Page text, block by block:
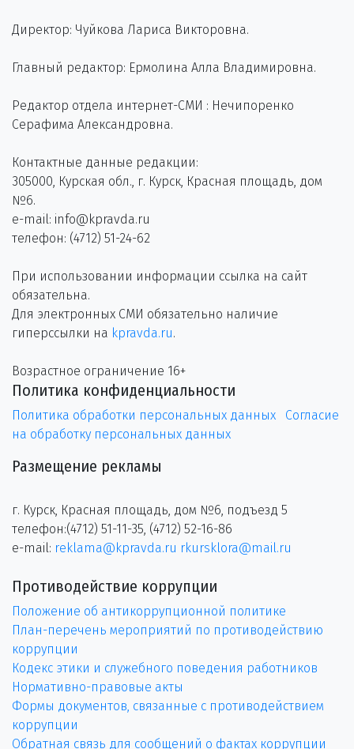
Директор: Чуйкова Лариса Викторовна.
Главный редактор: Ермолина Алла Владимировна.
Редактор отдела интернет-СМИ : Нечипоренко
Серафима Александровна.
Контактные данные редакции:
305000, Курская обл., г. Курск, Красная площадь, дом
№6.
e-mail: info@kpravda.ru
телефон: (4712) 51-24-62
При использовании информации ссылка на сайт
обязательна.
Для электронных СМИ обязательно наличие
гиперссылки на kpravda.ru.
Возрастное ограничение 16+
Политика конфиденциальности
Политика обработки персональных данных
Согласие
на обработку персональных данных
Размещение рекламы
г. Курск, Красная площадь, дом №6, подъезд 5
телефон:(4712) 51-11-35, (4712) 52-16-86
e-mail: reklama@kpravda.ru rkursklora@mail.ru
Противодействие коррупции
Положение об антикоррупционной политике
План-перечень мероприятий по противодействию
коррупции
Кодекс этики и служебного поведения работников
Нормативно-правовые акты
Формы документов, связанные с противодействием
коррупции
Обратная связь для сообщений о фактах коррупции